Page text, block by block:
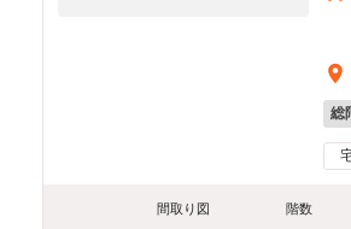
総
間取り図 階数